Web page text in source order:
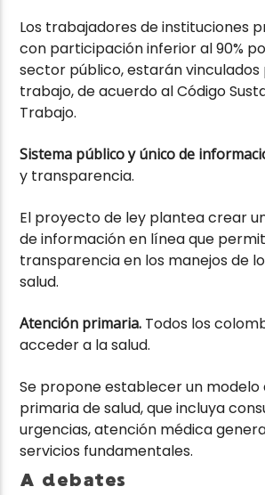
Los trabajadores de instituciones
con participación inferior al 90%
sector público, estarán
trabajo, de acuerdo al Código
Trabajo.
Sistema público y único de
y transparencia.
El proyecto de ley plantea crear
de información en línea que
transparencia en los manejos de
salud.
Atención primaria. Todos los
acceder a la salud.
Se propone establecer un
primaria de salud, que incluya
urgencias, atención médica
servicios fundamentales.
A debates